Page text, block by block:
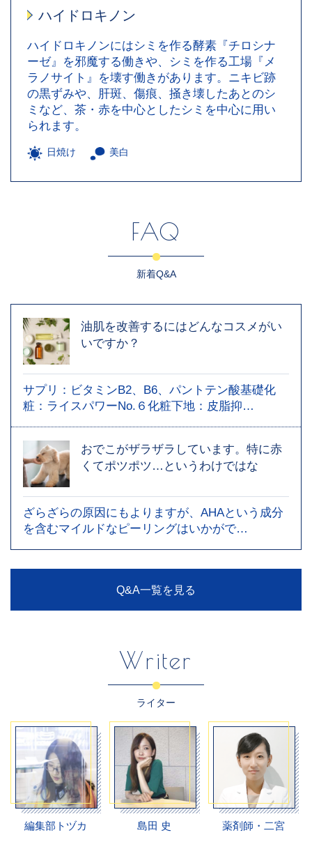
ハイドロキノン
ハイドロキノンにはシミを作る酵素『チロシナ
ーゼ』を邪魔する働きや、シミを作る工場『メ
ラノサイト』を壊す働きがあります。ニキビ跡
の黒ずみや、肝斑、傷痕、掻き壊したあとのシ
ミなど、茶・赤を中心としたシミを中心に用い
られます。
日焼け 美白
FAQ
新着Q&A
油肌を改善するにはどんなコスメがい
いですか？
サプリ：ビタミンB2、B6、パントテン酸基礎化
粧：ライスパワーNo.６化粧下地：皮脂抑…
おでこがザラザラしています。特に赤
くてポツポツ…というわけではな
ざらざらの原因にもよりますが、AHAという成分
を含むマイルドなピーリングはいかがで…
Q&A一覧を見る
Writer
ライター
編集部トヅカ 島田 史 薬剤師・二宮